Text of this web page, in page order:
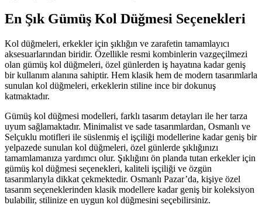
En Şık Gümüş Kol Düğmesi Seçenekleri
Kol düğmeleri, erkekler için şıklığın ve zarafetin tamamlayıcı
aksesuarlarından biridir. Özellikle resmi kombinlerin vazgeçilmezi
olan gümüş kol düğmeleri, özel günlerden iş hayatına kadar geniş
bir kullanım alanına sahiptir. Hem klasik hem de modern tasarımlarla
sunulan kol düğmeleri, erkeklerin stiline ince bir dokunuş
katmaktadır.
Gümüş kol düğmesi modelleri, farklı tasarım detayları ile her tarza
uyum sağlamaktadır. Minimalist ve sade tasarımlardan, Osmanlı ve
Selçuklu motifleri ile süslenmiş el işçiliği modellerine kadar geniş bir
yelpazede sunulan kol düğmeleri, özel günlerde şıklığınızı
tamamlamanıza yardımcı olur. Şıklığını ön planda tutan erkekler için
gümüş kol düğmesi seçenekleri, kaliteli işçiliği ve özgün
tasarımlarıyla dikkat çekmektedir. Osmanlı Pazar’da, kişiye özel
tasarım seçeneklerinden klasik modellere kadar geniş bir koleksiyon
bulabilir, stilinize en uygun kol düğmesini seçebilirsiniz.